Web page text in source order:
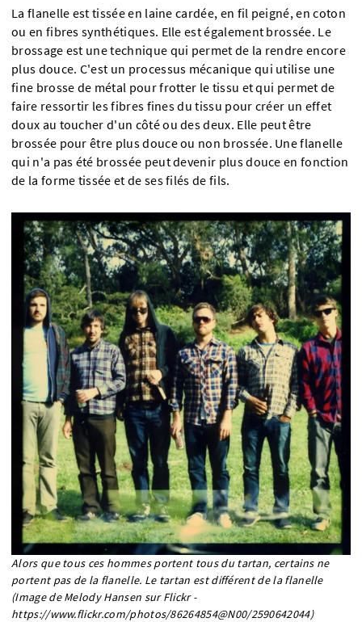
La flanelle est tissée en laine cardée, en fil peigné, en coton
ou en fibres synthétiques. Elle est également brossée. Le
brossage est une technique qui permet de la rendre encore
plus douce. C'est un processus mécanique qui utilise une
fine brosse de métal pour frotter le tissu et qui permet de
faire ressortir les fibres fines du tissu pour créer un effet
doux au toucher d'un côté ou des deux. Elle peut être
brossée pour être plus douce ou non brossée. Une flanelle
qui n'a pas été brossée peut devenir plus douce en fonction
de la forme tissée et de ses filés de fils.
Alors que tous ces hommes portent tous du tartan, certains ne
portent pas de la flanelle. Le tartan est différent de la flanelle
(Image de Melody Hansen sur Flickr -
https://www.flickr.com/photos/86264854@N00/2590642044)